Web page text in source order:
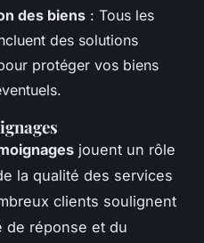
des biens : Tous les
des solutions
protéger vos biens
jouent un rôle
la qualité des services
clients soulignent
de réponse et du